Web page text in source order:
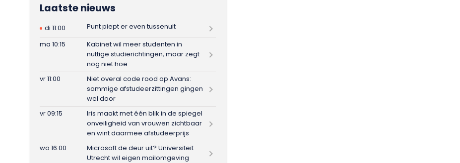
Laatste nieuws
di 11:00
Punt piept er even tussenuit
ma 10:15
Kabinet wil meer studenten in
nuttige studierichtingen, maar zegt
nog niet hoe
vr 11:00
Niet overal code rood op Avans:
sommige afstudeerzittingen gingen
wel door
vr 09:15
Iris maakt met één blik in de spiegel
onveiligheid van vrouwen zichtbaar
en wint daarmee afstudeerprijs
wo 16:00
Microsoft de deur uit? Universiteit
Utrecht wil eigen mailomgeving